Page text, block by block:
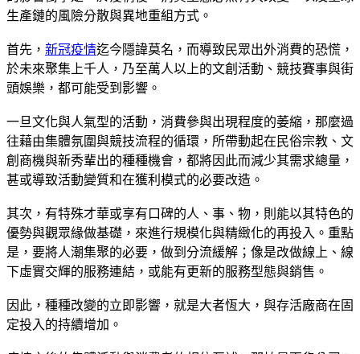
生產鏈的風險分散與異地重組方式。
首先， 新冠疫情迄今隱諱莫名，而導致民眾出外消費的恐慌，
於未來聚集上千人，乃至萬人以上的文創活動、競技賽事與街
頭娛樂，都可能受到影響。
一旦文化與人氣型的活動，消費參與出現程度的萎縮，那麼過
往藉由集體氛圍與競技流程的循環，所帶動起在民俗宗教、文
創商機與新秀輩出的種種機會，都將因此而減少其需求總量，
甚或導致活動變質和在獲利模式的必要改造。
其次，有特殊才華或享有口碑的人、事、物，則能以其特色的
優勢與觀眾緣做基礎，來進行規模化與精緻化的再投入。重點
是，要將人潮集聚的必要，做到分流緩解；像是改做線上、線
下虛實交輝的服務連結，或能有更新的服務型態與銷售。
因此，種種改變的立即影響，就是大者恆大，與存活廠商在固
定投入的持續增加。